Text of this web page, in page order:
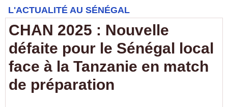
L'ACTUALITÉ AU SÉNÉGAL
CHAN 2025 : Nouvelle
défaite pour le Sénégal local
face à la Tanzanie en match
de préparation